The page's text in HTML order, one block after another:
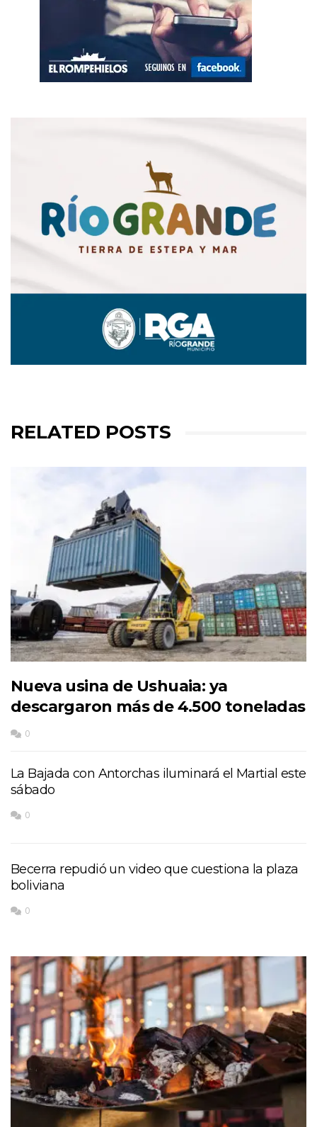
RELATED POSTS
Nueva usina de Ushuaia: ya
descargaron más de 4.500 toneladas
0
La Bajada con Antorchas iluminará el Martial este
sábado
0
Becerra repudió un video que cuestiona la plaza
boliviana
0